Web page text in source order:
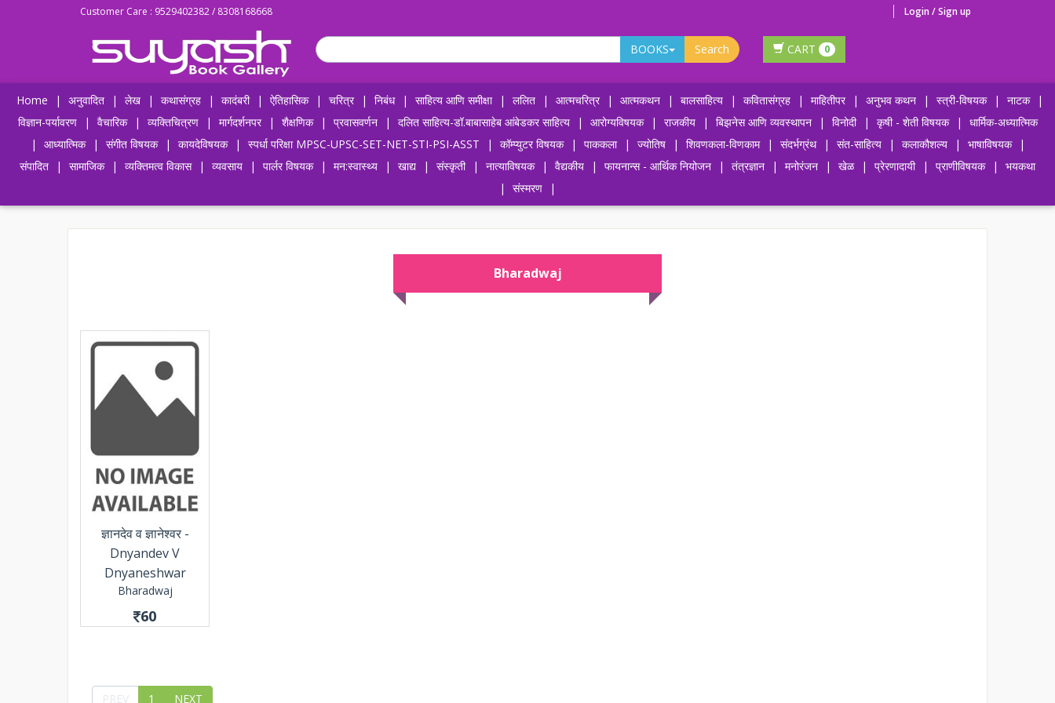
Customer Care : 9529402382 / 8308168668 Login / Sign up
BOOKS Search CART 0
Home | अनुवादित | लेख | कथासंग्रह | कादंबरी | ऐतिहासिक | चरित्र | निबंध | साहित्य आणि समीक्षा | ललित | आत्मचरित्र | आत्मकथन | बालसाहित्य | कवितासंग्रह | माहितीपर | अनुभव कथन | स्त्री-विषयक | नाटक
|
विज्ञान-पर्यावरण
| वैचारिक | व्यक्तिचित्रण | मार्गदर्शनपर | शैक्षणिक | प्रवासवर्णन | दलित साहित्य-डॉ.बाबासाहेब आंबेडकर साहित्य | आरोग्यविषयक | राजकीय | बिझनेस आणि व्यवस्थापन | विनोदी | कृषी - शेती विषयक |
धार्मिक-अध्यात्मिक
|
आध्यात्मिक | संगीत विषयक | कायदेविषयक | स्पर्धा परिक्षा MPSC-UPSC-SET-NET-STI-PSI-ASST | कॉम्प्युटर विषयक | पाककला | ज्योतिष | शिवणकला-विणकाम | संदर्भग्रंथ | संत-साहित्य | कलाकौशल्य | भाषाविषयक
|
संपादित
| सामाजिक | व्यक्तिमत्व विकास | व्यवसाय | पार्लर विषयक | मन:स्वास्थ्य | खाद्य | संस्कृती | नात्याविषयक | वैद्यकीय | फायनान्स - आर्थिक नियोजन | तंत्रज्ञान | मनोरंजन | खेळ | प्रेरणादायी | प्राणीविषयक |
भयकथा
|
संस्मरण |
Bharadwaj
ज्ञानदेव व ज्ञानेश्वर -
Dnyandev V
Dnyaneshwar
Bharadwaj
60
PREV 1 NEXT